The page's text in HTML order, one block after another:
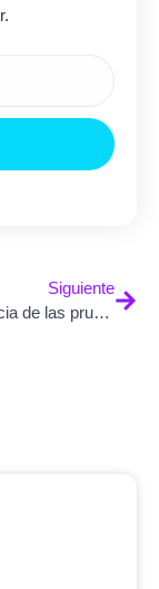
Siguiente
La importancia de las pruebas psicométricas en la atracción de talento